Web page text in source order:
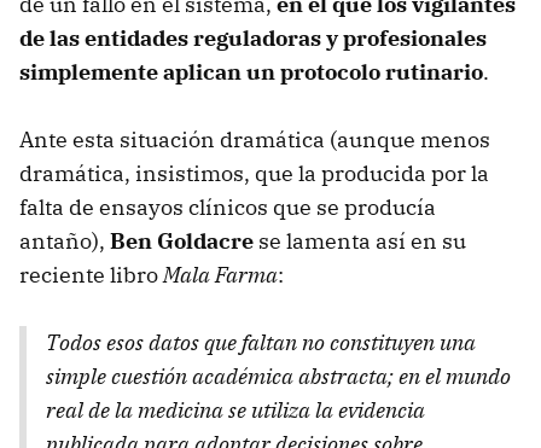
de las entidades reguladoras y profesionales
simplemente aplican un protocolo rutinario.
Ante esta situación dramática (aunque menos
dramática, insistimos, que la producida por la
falta de ensayos clínicos que se producía
antaño), Ben Goldacre se lamenta así en su
reciente libroMala Farma:
Todos esos datos que faltan no constituyen una
simple cuestión académica abstracta; en el mundo
real de la medicina se utiliza la evidencia